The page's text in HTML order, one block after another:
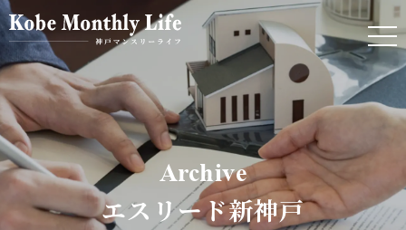
Archive
エスリード新神戸